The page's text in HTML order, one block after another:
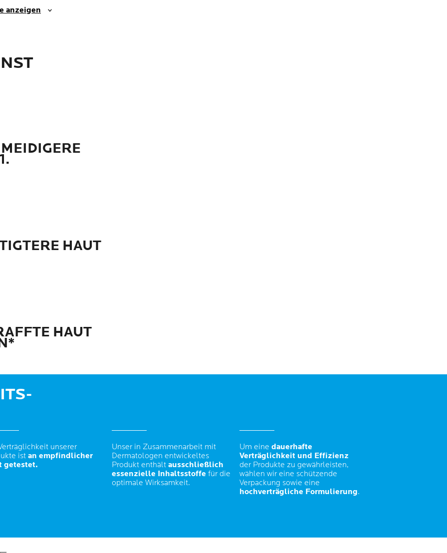
anzeigen
HAUT
HAUT
unserer
ist an empfindlicher
getestet.
Unser in Zusammenarbeit mit
Dermatologen entwickeltes
Produkt enthält ausschließlich
essenzielle Inhaltsstoffe für die
optimale Wirksamkeit.
Um eine dauerhafte
Verträglichkeit und Effizienz
der Produkte zu gewährleisten,
wählen wir eine schützende
Verpackung sowie eine
hochverträgliche Formulierung.